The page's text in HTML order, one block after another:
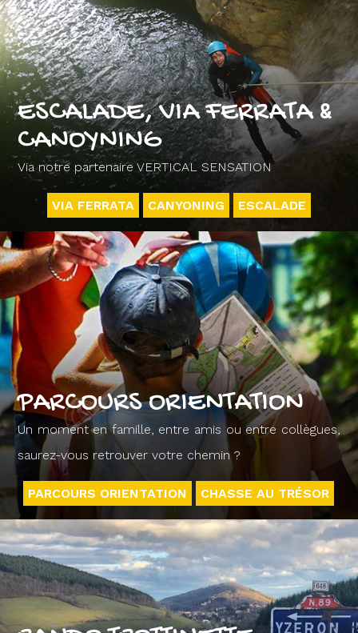
ESCALADE, VIA FERRATA &
CANOYNING
Via notre partenaire VERTICAL SENSATION
VIA FERRATA CANYONING ESCALADE
PARCOURS ORIENTATION
Un moment en famille, entre amis ou entre collègues,
saurez-vous retrouver votre chemin ?
PARCOURS ORIENTATION CHASSE AU TRÉSOR